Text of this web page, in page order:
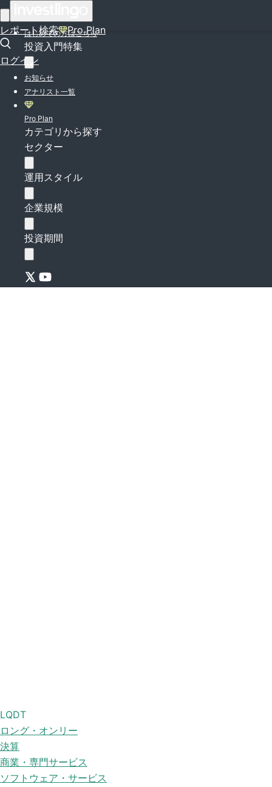
レポート検索 Pro Plan
ログイン
はじめての方はこちら
投資入門特集
お知らせ
アナリスト一覧
Pro Plan
カテゴリから探す
セクター
運用スタイル
企業規模
投資期間
LQDT
ロング・オンリー
決算
商業・専門サービス
ソフトウェア・サービス